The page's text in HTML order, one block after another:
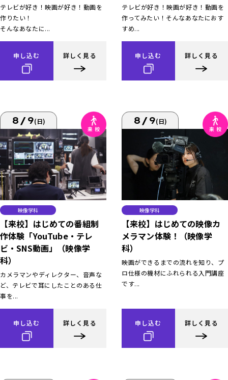
テレビが好き！映画が好き！動画を
作りたい！
そんなあなたに...
申し込む 詳しく見る
テレビが好き！映画が好き！動画を
作ってみたい！そんなあなたにおす
すめ...
申し込む 詳しく見る
8/9(日)
映像学科
【来校】はじめての番組制
作体験「YouTube・テレ
ビ・SNS動画」（映像学
科）
カメラマンやディレクター、音声な
ど、テレビで耳にしたことのある仕
事を...
申し込む 詳しく見る
8/9(日)
映像学科
【来校】はじめての映像カ
メラマン体験！（映像学
科）
映画ができるまでの流れを知り、プ
ロ仕様の機材にふれられる入門講座
です...
申し込む 詳しく見る